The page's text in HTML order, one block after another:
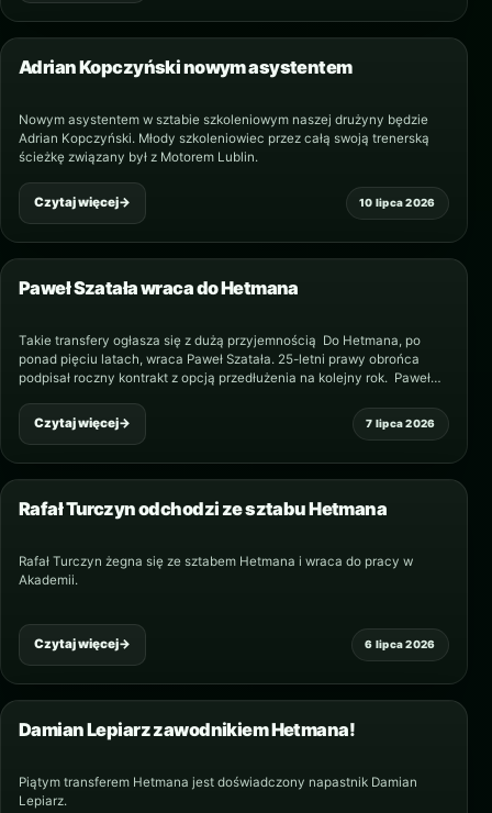
10 lipca 2026
Adrian Kopczyński nowym asystentem
Nowym asystentem w sztabie szkoleniowym naszej drużyny będzie
Adrian Kopczyński. Młody szkoleniowiec przez całą swoją trenerską
ścieżkę związany był z Motorem Lublin.
Czytaj więcej→
7 lipca 2026
Paweł Szatała wraca do Hetmana
Takie transfery ogłasza się z dużą przyjemnością Do Hetmana, po
ponad pięciu latach, wraca Paweł Szatała. 25-letni prawy obrońca
podpisał roczny kontrakt z opcją przedłużenia na kolejny rok. Paweł
Czytaj więcej→
6 lipca 2026
Rafał Turczyn odchodzi ze sztabu Hetmana
Rafał Turczyn żegna się ze sztabem Hetmana i wraca do pracy w
Akademii.
Czytaj więcej→
Damian Lepiarz zawodnikiem Hetmana!
Piątym transferem Hetmana jest doświadczony napastnik Damian
Lepiarz.